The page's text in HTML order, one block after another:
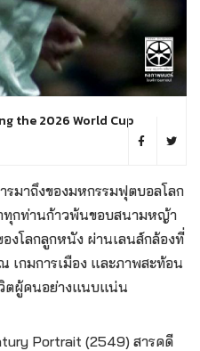
the 2026 World Cup
รมาถึงของมหกรรมฟุตบอลโลก
กท่านก้าวพ้นขอบสนามหญ้า
งโลกลูกหนัง ผ่านเลนส์กล้องที่
กมการเมือง และภาพสะท้อน
ตผู้คนอย่างแนบแน่น
Portrait (2549) สารคดี